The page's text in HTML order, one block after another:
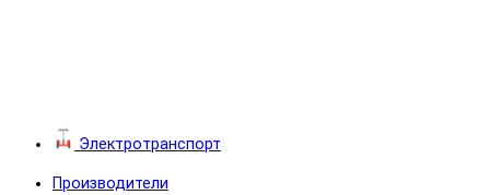
Электротранспорт
Производители